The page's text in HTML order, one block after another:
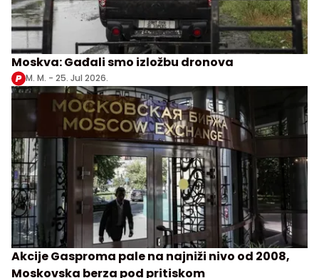
Moskva: Gađali smo izložbu dronova
M. M. - 25. Jul 2026.
Akcije Gasproma pale na najniži nivo od 2008,
Moskovska berza pod pritiskom